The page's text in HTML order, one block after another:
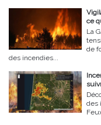
ce
La
de
des incendies...
des